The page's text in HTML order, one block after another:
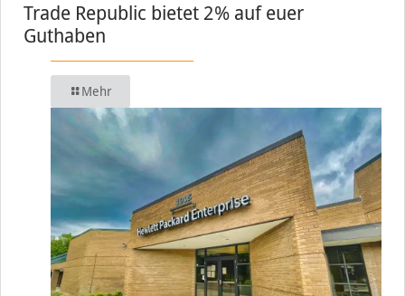
Trade Republic bietet 2% auf euer
Guthaben
Mehr